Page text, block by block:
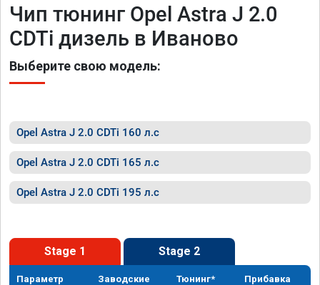
Чип тюнинг Opel Astra J 2.0
CDTi дизель в Иваново
Выберите свою модель:
Opel Astra J 2.0 CDTi 160 л.с
Opel Astra J 2.0 CDTi 165 л.с
Opel Astra J 2.0 CDTi 195 л.с
Stage 1 Stage 2
Параметр Заводские Тюнинг* Прибавка